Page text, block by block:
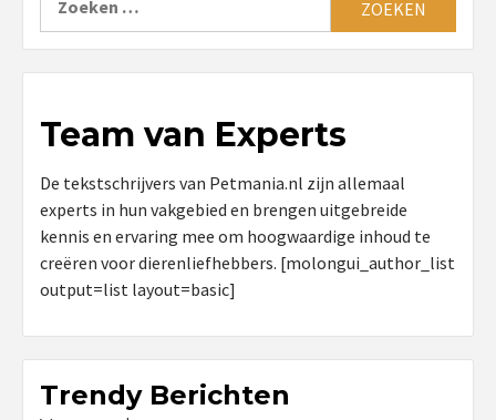
Team van Experts
De tekstschrijvers van Petmania.nl zijn allemaal
experts in hun vakgebied en brengen uitgebreide
kennis en ervaring mee om hoogwaardige inhoud te
creëren voor dierenliefhebbers. [molongui_author_list
output=list layout=basic]
Trendy Berichten